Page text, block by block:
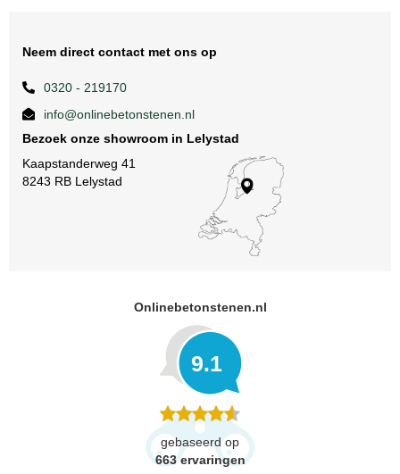
Neem direct contact met ons op
0320 - 219170
info@onlinebetonstenen.nl
Bezoek onze showroom in Lelystad
Kaapstanderweg 41
8243 RB Lelystad
Onlinebetonstenen.nl
9.1
gebaseerd op
663 ervaringen